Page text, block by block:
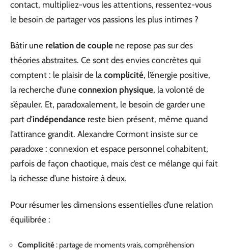
contact, multipliez-vous les attentions, ressentez-vous
le besoin de partager vos passions les plus intimes ?
Bâtir une relation de couple ne repose pas sur des
théories abstraites. Ce sont des envies concrètes qui
comptent : le plaisir de la complicité, l’énergie positive,
la recherche d’une connexion physique, la volonté de
s’épauler. Et, paradoxalement, le besoin de garder une
part d’indépendance reste bien présent, même quand
l’attirance grandit. Alexandre Cormont insiste sur ce
paradoxe : connexion et espace personnel cohabitent,
parfois de façon chaotique, mais c’est ce mélange qui fait
la richesse d’une histoire à deux.
Pour résumer les dimensions essentielles d’une relation
équilibrée :
Complicité: partage de moments vrais, compréhension